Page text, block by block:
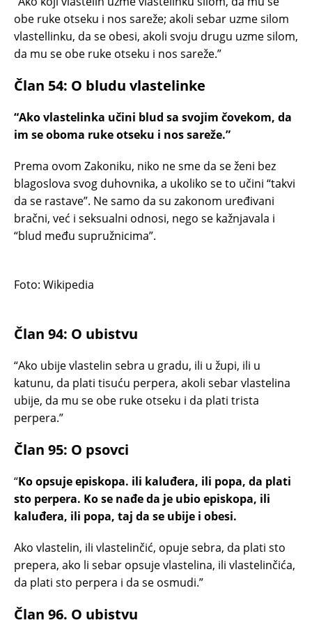
obe ruke otseku i nos sareže; akoli sebar uzme silom
vlastellinku, da se obesi, akoli svoju drugu uzme silom,
da mu se obe ruke otseku i nos sareže.”
Član 54: O bludu vlastelinke
“Ako vlastelinka učini blud sa svojim čovekom, da
im se oboma ruke otseku i nos sareže.”
Prema ovom Zakoniku, niko ne sme da se ženi bez
blagoslova svog duhovnika, a ukoliko se to učini “takvi
da se rastave”. Ne samo da su zakonom uređivani
bračni, već i seksualni odnosi, nego se kažnjavala i
“blud među supružnicima”.
Foto: Wikipedia
Član 94: O ubistvu
“Ako ubije vlastelin sebra u gradu, ili u župi, ili u
katunu, da plati tisuću perpera, akoli sebar vlastelina
ubije, da mu se obe ruke otseku i da plati trista
perpera.”
Član 95: O psovci
“Ko opsuje episkopa. ili kaluđera, ili popa, da plati
sto perpera. Ko se nađe da je ubio episkopa, ili
kaluđera, ili popa, taj da se ubije i obesi.
Ako vlastelin, ili vlastelinčić, opuje sebra, da plati sto
prepera, ako li sebar opsuje vlastelina, ili vlastelinčića,
da plati sto perpera i da se osmudi.”
Član 96. O ubistvu